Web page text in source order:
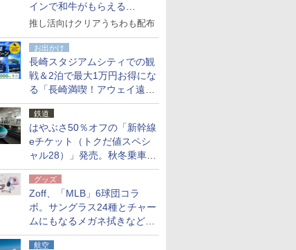
インで和牛がもらえる
「GO！GO！長崎スタンプラ
推し活向けクリアうちわも配布
お出かけ
長崎スタジアムシティでの観
戦＆2泊で最大1万円お得にな
る「長崎満喫！アウェイ遠征
応援キャンペーン」
鉄道
はやぶさ50％オフの「新幹線
eチケット（トクだ値スペシ
ャル28）」発売。秋冬乗車
分、えきねっと限定
グッズ
Zoff、「MLB」6球団コラ
ボ。サングラス24種とチャー
ムにもなるメガネ拭きなど雑
貨24種
航空